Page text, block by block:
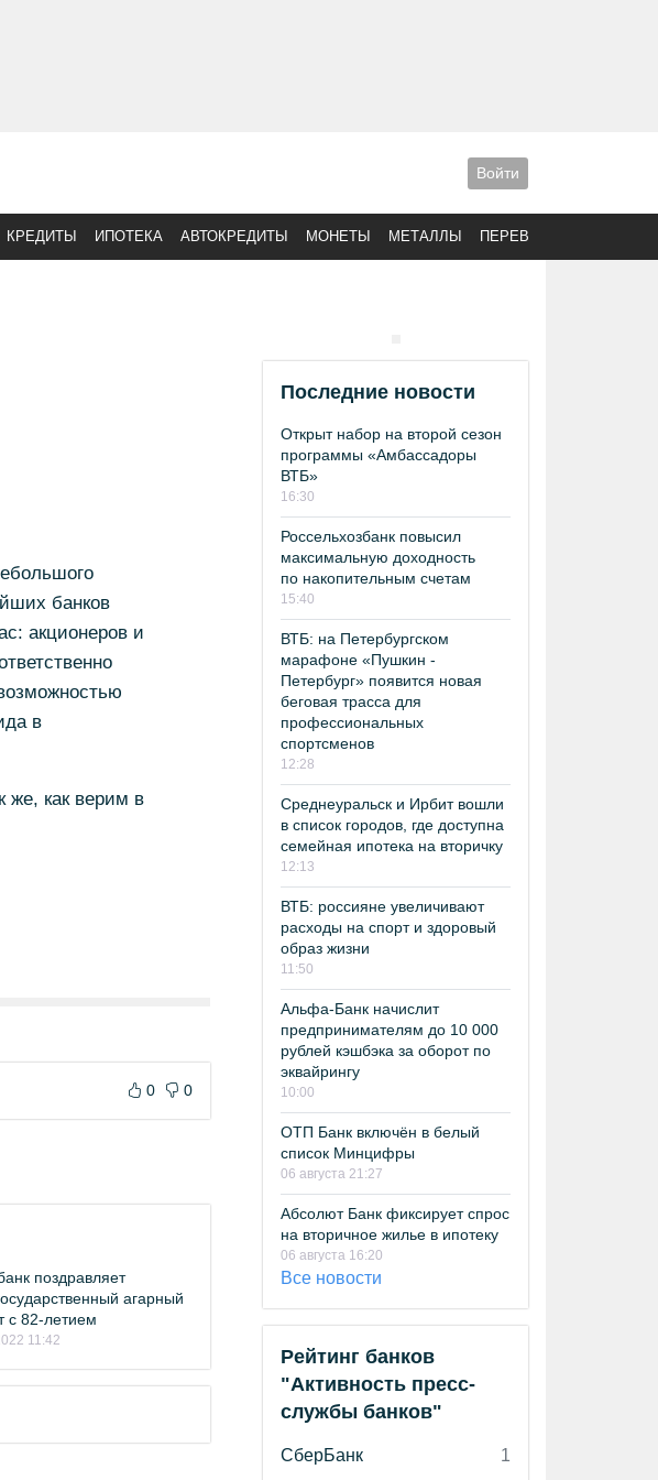
Войти
КРЕДИТЫ ИПОТЕКА АВТОКРЕДИТЫ МОНЕТЫ МЕТАЛЛЫ ПЕРЕВОДЫ
банков
акционеров и
в
же, как верим в
0 0
поздравляет
агарный
с 82-летием
11:42
Последние новости
Открыт набор на второй сезон
программы «Амбассадоры
ВТБ»
16:30
Россельхозбанк повысил
максимальную доходность
по накопительным счетам
15:40
ВТБ: на Петербургском
марафоне «Пушкин -
Петербург» появится новая
беговая трасса для
профессиональных
спортсменов
12:28
Среднеуральск и Ирбит вошли
в список городов, где доступна
семейная ипотека на вторичку
12:13
ВТБ: россияне увеличивают
расходы на спорт и здоровый
образ жизни
11:50
Альфа-Банк начислит
предпринимателям до 10 000
рублей кэшбэка за оборот по
эквайрингу
10:00
ОТП Банк включён в белый
список Минцифры
06 августа 21:27
Абсолют Банк фиксирует спрос
на вторичное жилье в ипотеку
06 августа 16:20
Все новости
Рейтинг банков
"Активность пресс-
службы банков"
СберБанк
1